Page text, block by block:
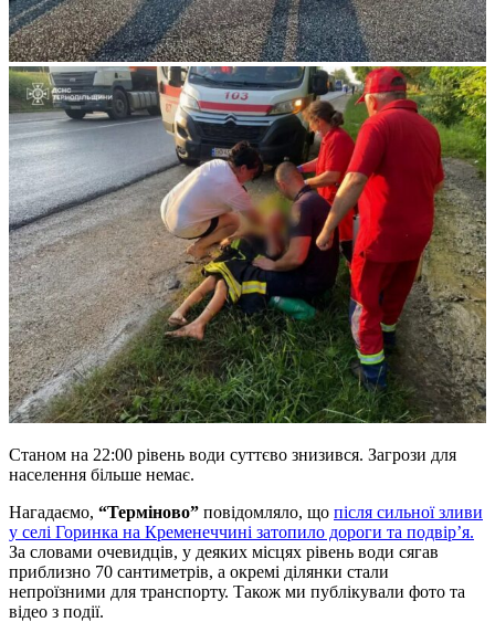
Станом на 22:00 рівень води суттєво знизився. Загрози для
населення більше немає.
Нагадаємо, “Терміново” повідомляло, що після сильної зливи
у селі Горинка на Кременеччині затопило дороги та подвір’я.
За словами очевидців, у деяких місцях рівень води сягав
приблизно 70 сантиметрів, а окремі ділянки стали
непроїзними для транспорту. Також ми публікували фото та
відео з події.